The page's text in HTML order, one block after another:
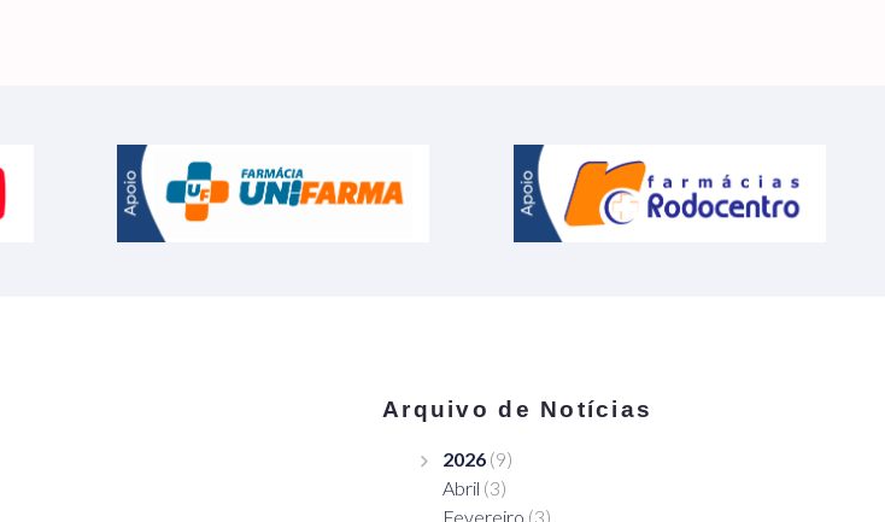
Arquivo de Notícias
2026 (9)
Abril (3)
Fevereiro (3)